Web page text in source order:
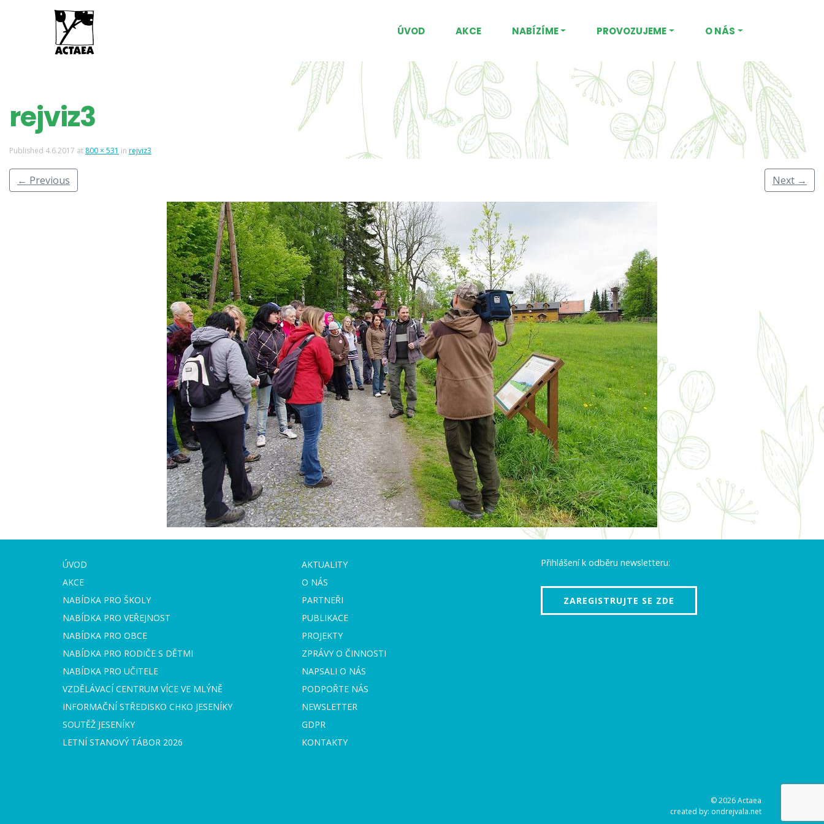
ÚVOD AKCE NABÍZÍME PROVOZUJEME O NÁS
rejviz3
Published 4.6.2017 at 800 × 531 in rejviz3
← Previous Next →
ÚVOD
AKCE
NABÍDKA PRO ŠKOLY
NABÍDKA PRO VEŘEJNOST
NABÍDKA PRO OBCE
NABÍDKA PRO RODIČE S DĚTMI
NABÍDKA PRO UČITELE
VZDĚLÁVACÍ CENTRUM VÍCE VE MLÝNĚ
INFORMAČNÍ STŘEDISKO CHKO JESENÍKY
SOUTĚŽ JESENÍKY
LETNÍ STANOVÝ TÁBOR 2026
AKTUALITY
O NÁS
PARTNEŘI
PUBLIKACE
PROJEKTY
ZPRÁVY O ČINNOSTI
NAPSALI O NÁS
PODPOŘTE NÁS
NEWSLETTER
GDPR
KONTAKTY
Přihlášení k odběru newsletteru:
ZAREGISTRUJTE SE ZDE
© 2026 Actaea
created by: ondrejvala.net